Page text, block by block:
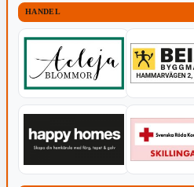
HANDEL